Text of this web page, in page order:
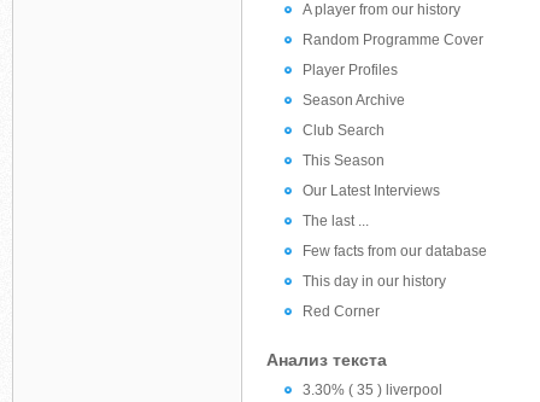
A player from our history
Random Programme Cover
Player Profiles
Season Archive
Club Search
This Season
Our Latest Interviews
The last ...
Few facts from our database
This day in our history
Red Corner
Анализ текста
3.30% ( 35 ) liverpool